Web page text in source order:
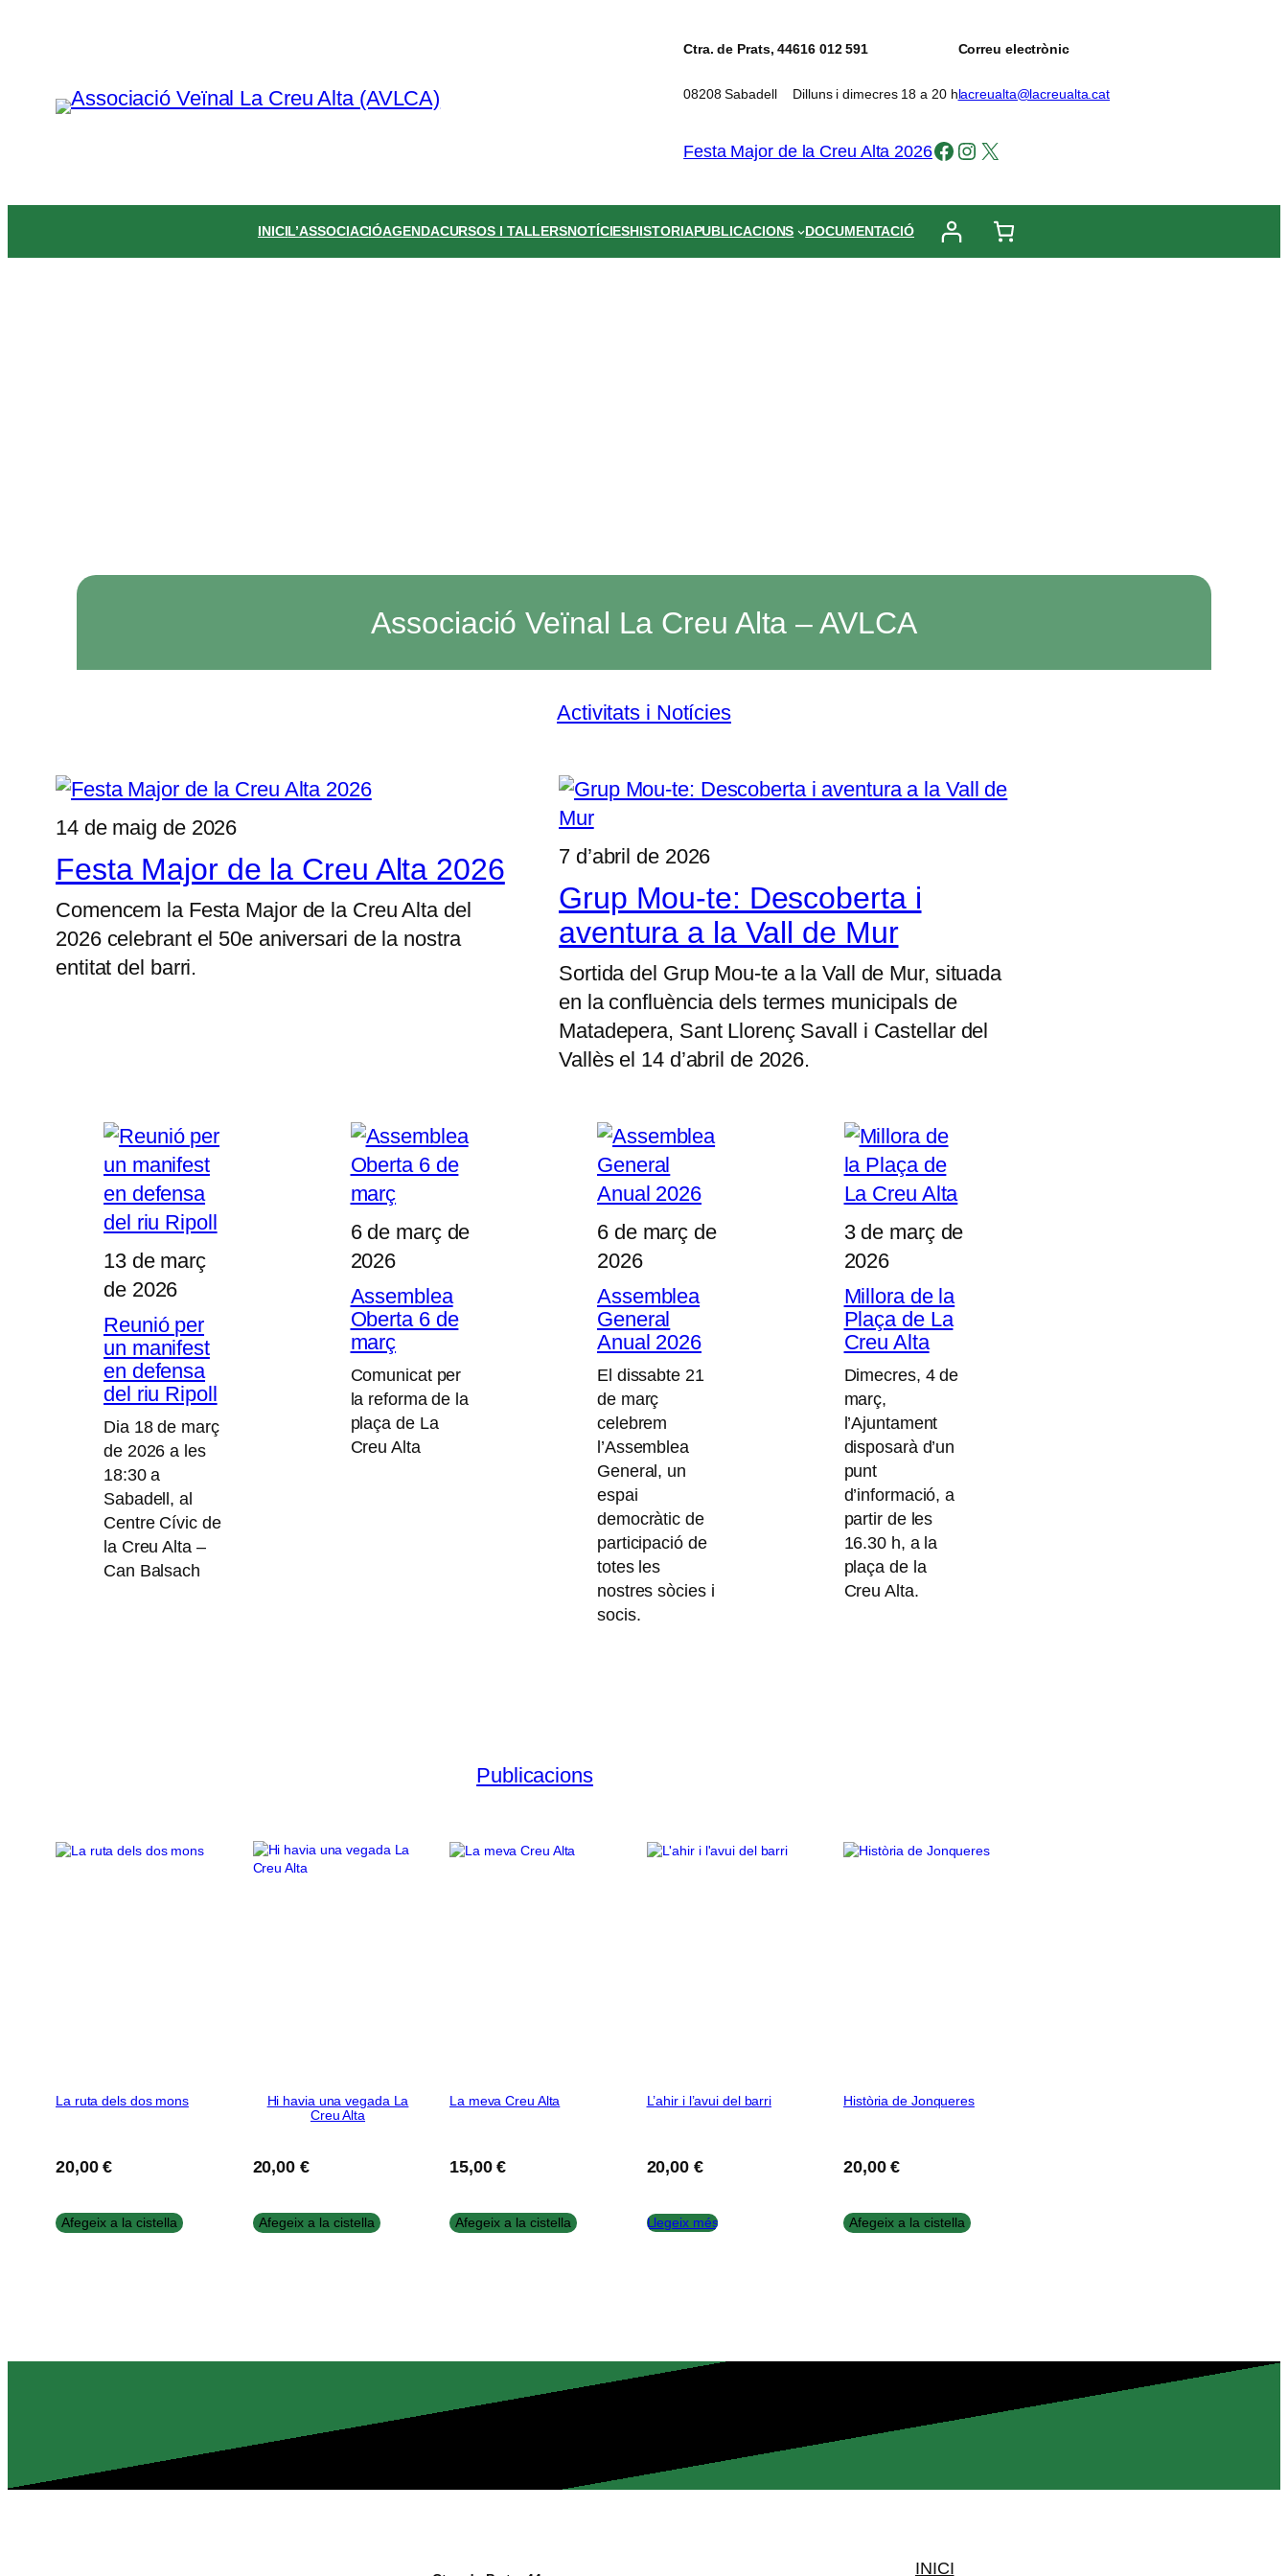
Ctra. de Prats, 44
08208 Sabadell
616 012 591
Dilluns i dimecres 18 a 20 h
Correu electrònic
lacreualta@lacreualta.cat
Festa Major de la Creu Alta 2026Facebook
Instagram
X
INICIL’ASSOCIACIÓAGENDACURSOS I TALLERSNOTÍCIESHISTORIAPUBLICACIONS DOCUMENTACIÓ
Associació Veïnal La Creu Alta – AVLCA
Activitats i Notícies
14 de maig de 2026
Festa Major de la Creu Alta 2026
Comencem la Festa Major de la Creu Alta del
2026 celebrant el 50e aniversari de la nostra
entitat del barri.
7 d’abril de 2026
Grup Mou-te: Descoberta i
aventura a la Vall de Mur
Sortida del Grup Mou-te a la Vall de Mur, situada
en la confluència dels termes municipals de
Matadepera, Sant Llorenç Savall i Castellar del
Vallès el 14 d’abril de 2026.
13 de març
de 2026
Reunió per
un manifest
en defensa
del riu Ripoll
Dia 18 de març
de 2026 a les
18:30 a
Sabadell, al
Centre Cívic de
la Creu Alta –
Can Balsach
6 de març de
2026
Assemblea
Oberta 6 de
març
Comunicat per
la reforma de la
plaça de La
Creu Alta
6 de març de
2026
Assemblea
General
Anual 2026
El dissabte 21
de març
celebrem
l’Assemblea
General, un
espai
democràtic de
participació de
totes les
nostres sòcies i
socis.
3 de març de
2026
Millora de la
Plaça de La
Creu Alta
Dimecres, 4 de
març,
l’Ajuntament
disposarà d’un
punt
d’informació, a
partir de les
16.30 h, a la
plaça de la
Creu Alta.
Publicacions
La ruta dels dos mons
20,00€
Afegeix a la cistella
Hi havia una vegada La
Creu Alta
20,00 €
Afegeix a la cistella
La meva Creu Alta
15,00€
Afegeix a la cistella
L’ahir i l’avui del barri
20,00 €
Llegeix més
Història de Jonqueres
20,00€
Afegeix a la cistella
INICI